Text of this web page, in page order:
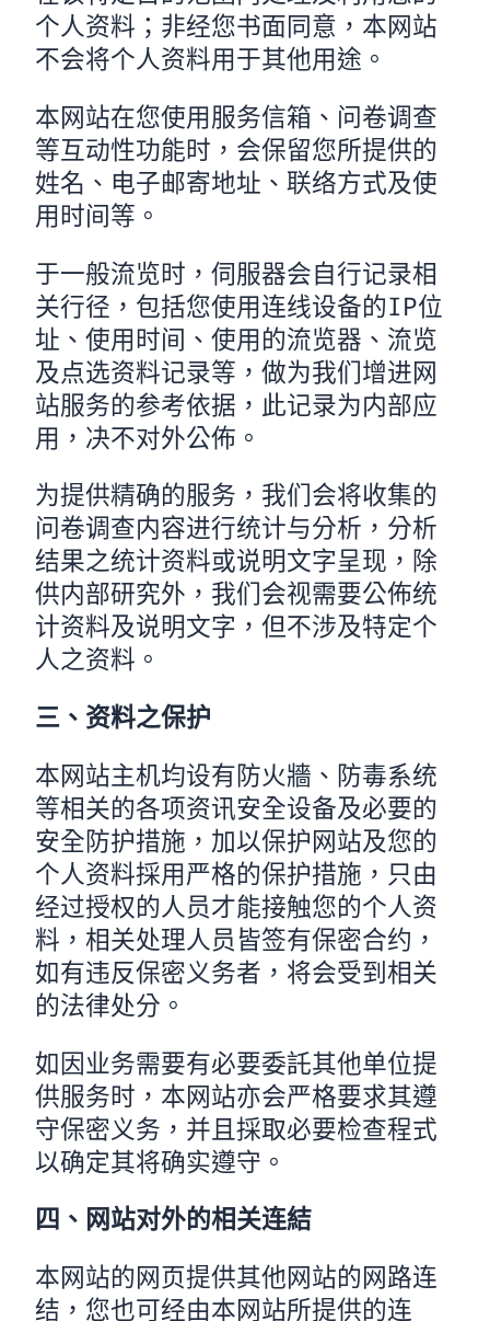
个人资料；非经您书面同意，本网站
不会将个人资料用于其他用途。
本网站在您使用服务信箱、问卷调查
等互动性功能时，会保留您所提供的
姓名、电子邮寄地址、联络方式及使
用时间等。
于一般流览时，伺服器会自行记录相
关行径，包括您使用连线设备的IP位
址、使用时间、使用的流览器、流览
及点选资料记录等，做为我们增进网
站服务的参考依据，此记录为内部应
用，决不对外公佈。
为提供精确的服务，我们会将收集的
问卷调查内容进行统计与分析，分析
结果之统计资料或说明文字呈现，除
供内部研究外，我们会视需要公佈统
计资料及说明文字，但不涉及特定个
人之资料。
三、资料之保护
本网站主机均设有防火牆、防毒系统
等相关的各项资讯安全设备及必要的
安全防护措施，加以保护网站及您的
个人资料採用严格的保护措施，只由
经过授权的人员才能接触您的个人资
料，相关处理人员皆签有保密合约，
如有违反保密义务者，将会受到相关
的法律处分。
如因业务需要有必要委託其他单位提
供服务时，本网站亦会严格要求其遵
守保密义务，并且採取必要检查程式
以确定其将确实遵守。
四、网站对外的相关连結
本网站的网页提供其他网站的网路连
结，您也可经由本网站所提供的连